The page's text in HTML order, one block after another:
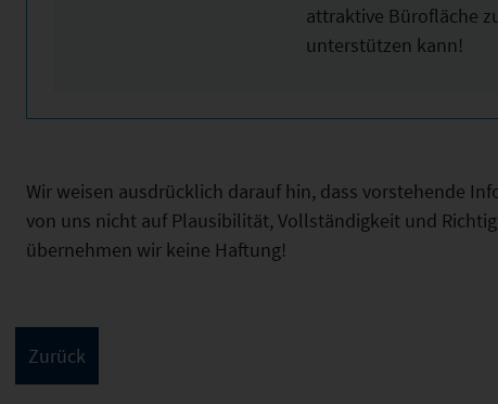
attraktive Bürofläche
unterstützen kann!
Wir weisen ausdrücklich darauf hin, dass vorstehende
von uns nicht auf Plausibilität, Vollständigkeit und
übernehmen wir keine Haftung!